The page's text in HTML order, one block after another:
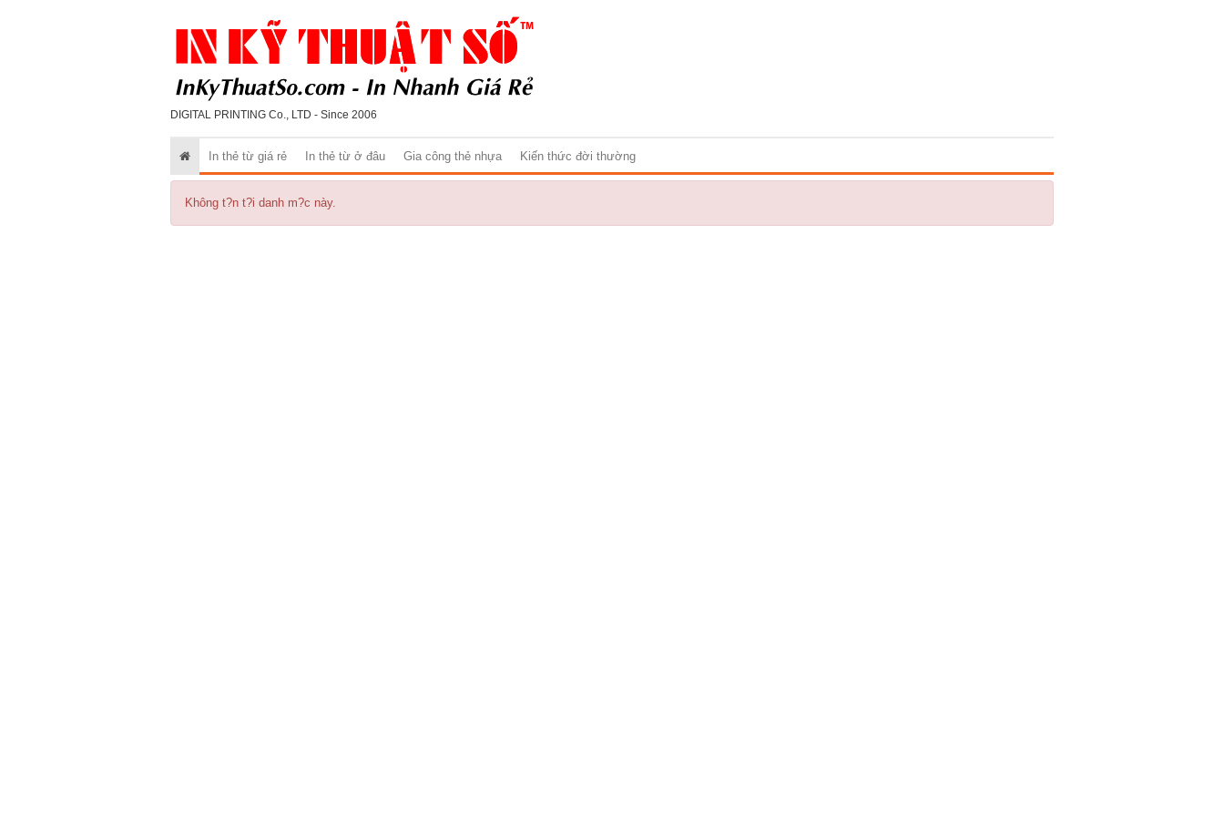
DIGITAL PRINTING Co., LTD - Since 2006
In thẻ từ giá rẻ In thẻ từ ở đâu Gia công thẻ nhựa Kiến thức đời thường
Không t?n t?i danh m?c này.